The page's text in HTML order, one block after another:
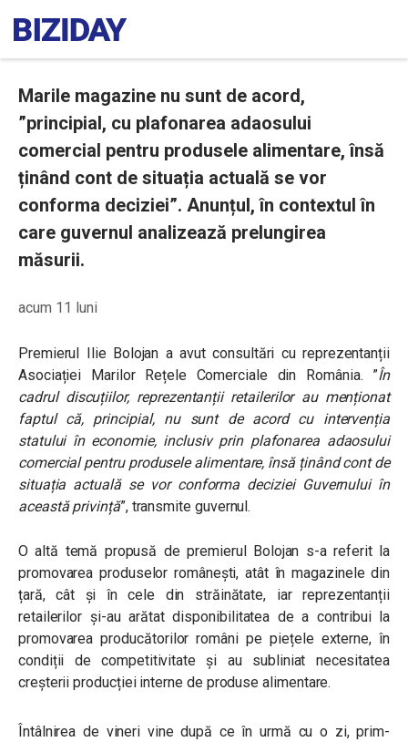
Marile magazine nu sunt de acord,
”principial, cu plafonarea adaosului
comercial pentru produsele alimentare, însă
ținând cont de situația actuală se vor
conforma deciziei”. Anunțul, în contextul în
care guvernul analizează prelungirea
măsurii.
acum 11 luni
Premierul Ilie Bolojan a avut consultări cu reprezentanții
Asociației Marilor Rețele Comerciale din România. ”În
cadrul discuțiilor, reprezentanții retailerilor au menționat
faptul că, principial, nu sunt de acord cu intervenția
statului în economie, inclusiv prin plafonarea adaosului
comercial pentru produsele alimentare, însă ținând cont de
situația actuală se vor conforma deciziei Guvernului în
această privință”, transmite guvernul.
O altă temă propusă de premierul Bolojan s-a referit la
promovarea produselor românești, atât în magazinele din
țară, cât și în cele din străinătate, iar reprezentanții
retailerilor și-au arătat disponibilitatea de a contribui la
promovarea producătorilor români pe piețele externe, în
condiții de competitivitate și au subliniat necesitatea
creșterii producției interne de produse alimentare.
Întâlnirea de vineri vine după ce în urmă cu o zi, prim-